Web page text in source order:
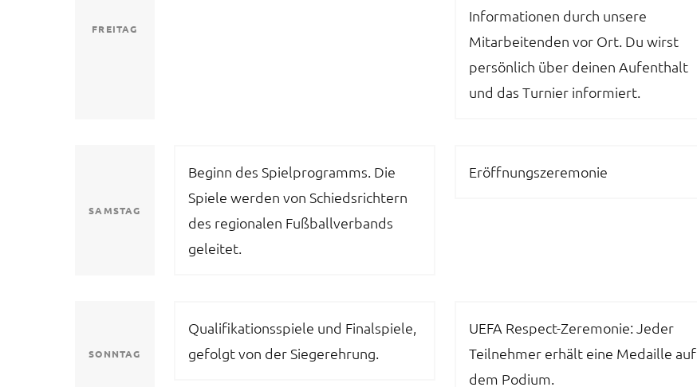
FREITAG
Informationen durch unsere
Mitarbeitenden vor Ort. Du wirst
persönlich über deinen Aufenthalt
und das Turnier informiert.
SAMSTAG
Beginn des Spielprogramms. Die
Spiele werden von Schiedsrichtern
des regionalen Fußballverbands
geleitet.
Eröffnungszeremonie
SONNTAG
Qualifikationsspiele und Finalspiele,
gefolgt von der Siegerehrung.
UEFA Respect-Zeremonie: Jeder
Teilnehmer erhält eine Medaille auf
dem Podium.